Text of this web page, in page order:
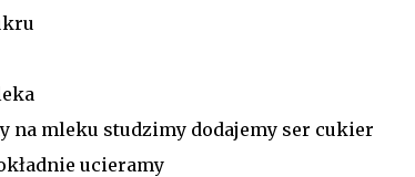
na mleku studzimy dodajemy ser cukier
ucieramy